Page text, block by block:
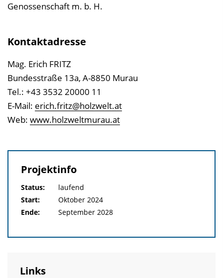
Genossenschaft m. b. H.
Kontaktadresse
Mag. Erich FRITZ
Bundesstraße 13a, A-8850 Murau
Tel.: +43 3532 20000 11
E-Mail: erich.fritz@holzwelt.at
Web: www.holzweltmurau.at
Projektinfo
Status:
laufend
Start:
Oktober 2024
Ende:
September 2028
Links